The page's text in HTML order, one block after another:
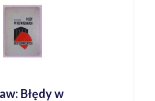
Błędy w